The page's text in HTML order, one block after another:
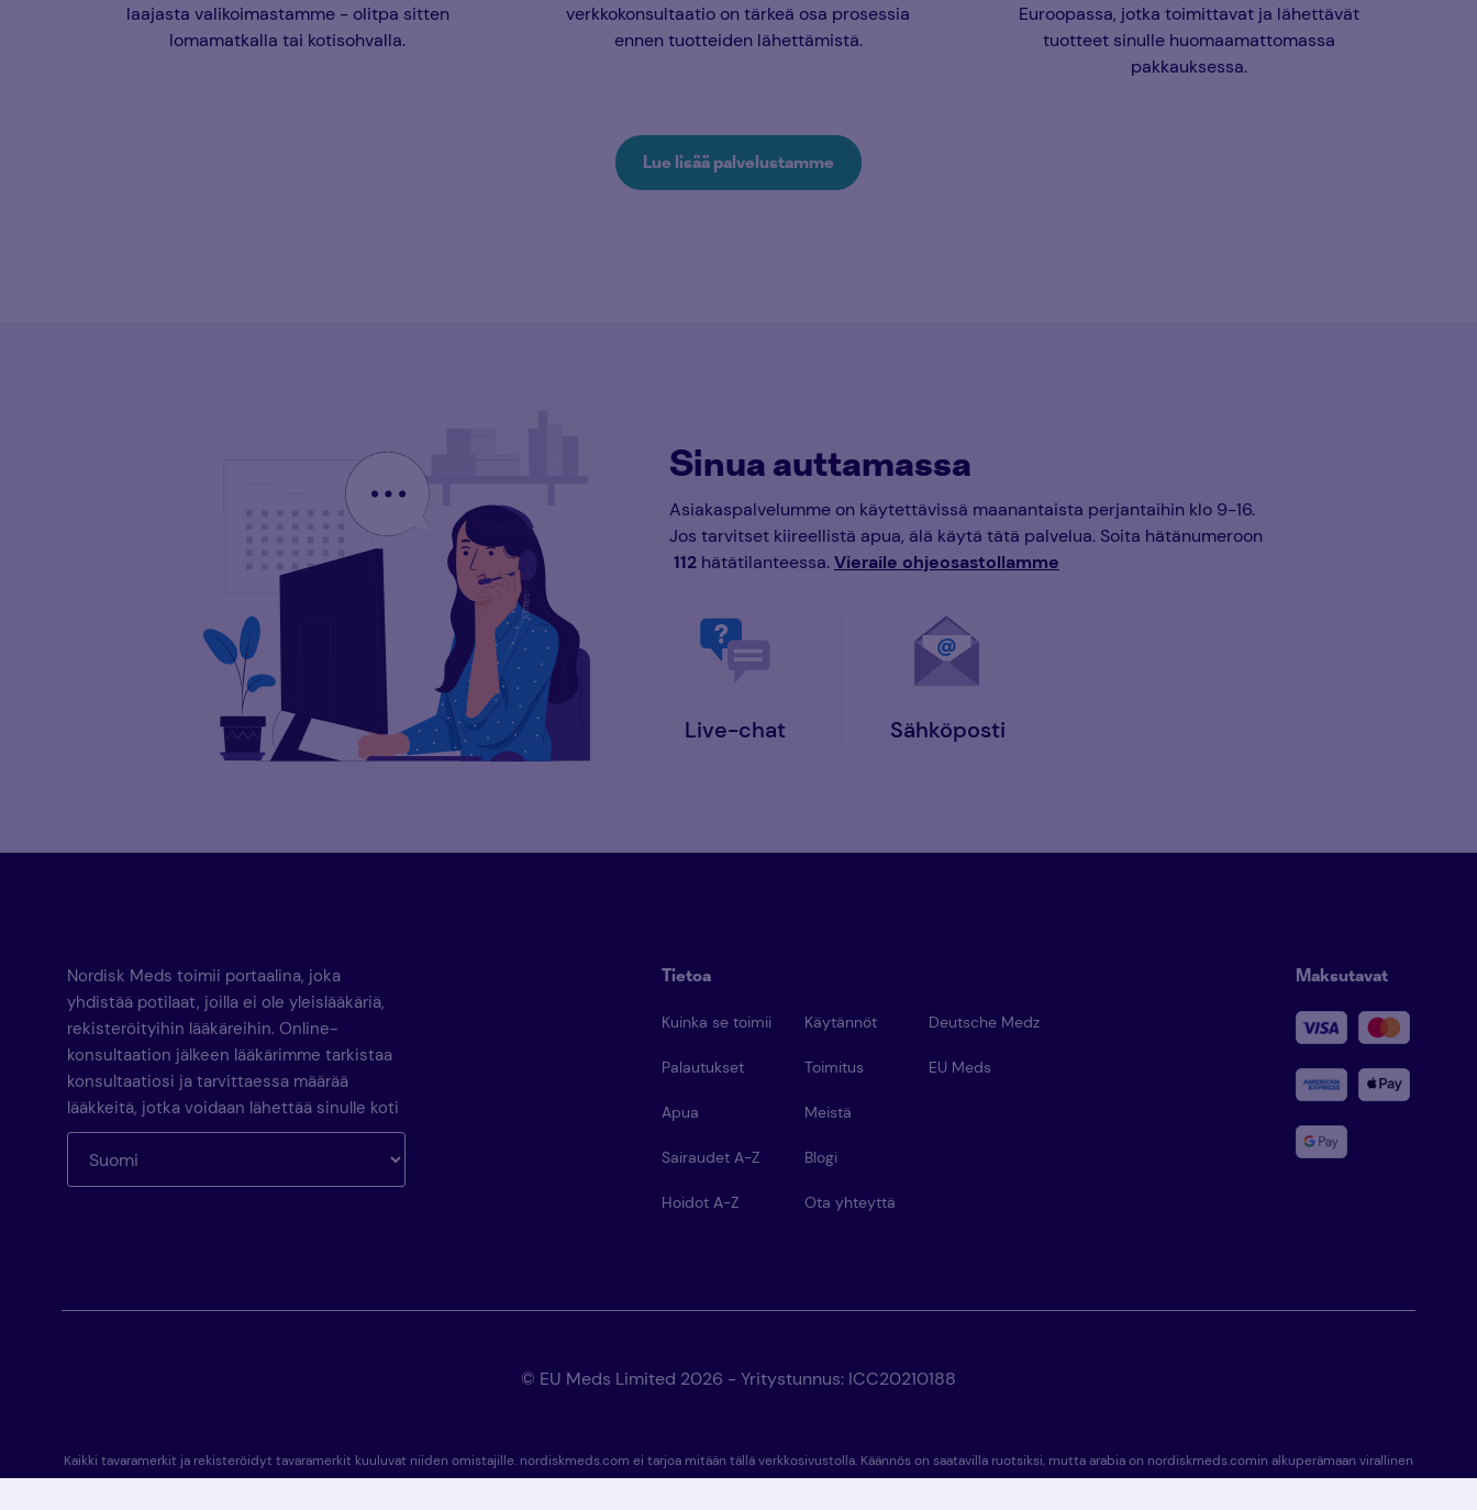
laajasta valikoimastamme - olitpa sitten
lomamatkalla tai kotisohvalla.
verkkokonsultaatio on tärkeä osa prosessia
ennen tuotteiden lähettämistä.
Euroopassa, jotka toimittavat ja lähettävät
tuotteet sinulle huomaamattomassa
pakkauksessa.
Lue lisää palvelustamme
Sinua auttamassa
Asiakaspalvelumme on käytettävissä maanantaista perjantaihin klo 9-16.
Jos tarvitset kiireellistä apua, älä käytä tätä palvelua. Soita hätänumeroon
112 hätätilanteessa.Vieraile ohjeosastollamme
Live-chat Sähköposti
Nordisk Meds toimii portaalina, joka
yhdistää potilaat, joilla ei ole yleislääkäriä,
rekisteröityihin lääkäreihin. Online-
konsultaation jälkeen lääkärimme tarkistaa
konsultaatiosi ja tarvittaessa määrää
lääkkeitä, jotka voidaan lähettää sinulle koti
Tietoa
Kuinka se toimii
Palautukset
Apua
Sairaudet A-Z
Hoidot A-Z
Käytännöt
Toimitus
Meistä
Blogi
Ota yhteyttä
Deutsche Medz
EU Meds
Maksutavat
© EU Meds Limited 2026 - Yritystunnus: ICC20210188
Kaikki tavaramerkit ja rekisteröidyt tavaramerkit kuuluvat niiden omistajille. nordiskmeds.com ei tarjoa mitään tällä verkkosivustolla. Käännös on saatavilla ruotsiksi, mutta arabia on nordiskmeds.comin alkuperämaan virallinen